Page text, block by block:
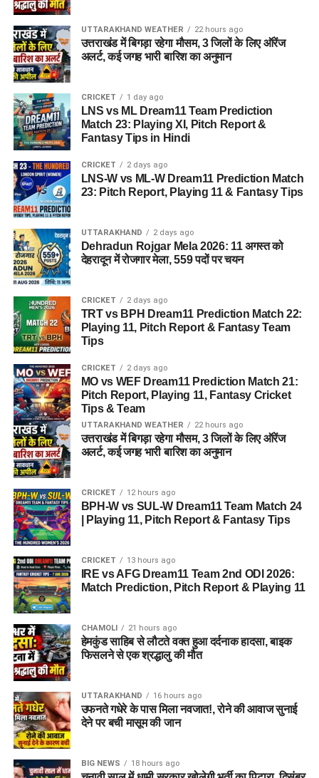
UTTARAKHAND WEATHER 22 hours ago
उत्तराखंड में बिगड़ा रहेगा मौसम, 3 जिलों के लिए ऑरेंज
अलर्ट, कई जगह भारी बारिश का अनुमान
CRICKET 1 day ago
LNS vs ML Dream11 Team Prediction
Match 23: Playing XI, Pitch Report &
Fantasy Tips in Hindi
CRICKET 2 days ago
LNS-W vs ML-W Dream11 Prediction Match
23: Pitch Report, Playing 11 & Fantasy Tips
UTTARAKHAND 2 days ago
Dehradun Rojgar Mela 2026: 11 अगस्त को
देहरादून में रोजगार मेला, 559 पदों पर चयन
CRICKET 2 days ago
TRT vs BPH Dream11 Prediction Match 22:
Playing 11, Pitch Report & Fantasy Team
Tips
CRICKET 2 days ago
MO vs WEF Dream11 Prediction Match 21:
Pitch Report, Playing 11, Fantasy Cricket
Tips & Team
UTTARAKHAND WEATHER 22 hours ago
उत्तराखंड में बिगड़ा रहेगा मौसम, 3 जिलों के लिए ऑरेंज
अलर्ट, कई जगह भारी बारिश का अनुमान
CRICKET 12 hours ago
BPH-W vs SUL-W Dream11 Team Match 24
| Playing 11, Pitch Report & Fantasy Tips
CRICKET 13 hours ago
IRE vs AFG Dream11 Team 2nd ODI 2026:
Match Prediction, Pitch Report & Playing 11
CHAMOLI 21 hours ago
हेमकुंड साहिब से लौटते वक्त हुआ दर्दनाक हादसा, बाइक
फिसलने से एक श्रद्धालु की मौत
UTTARAKHAND 16 hours ago
उफनते गधेरे के पास मिला नवजात!, रोने की आवाज सुनाई
देने पर बची मासूम की जान
BIG NEWS 18 hours ago